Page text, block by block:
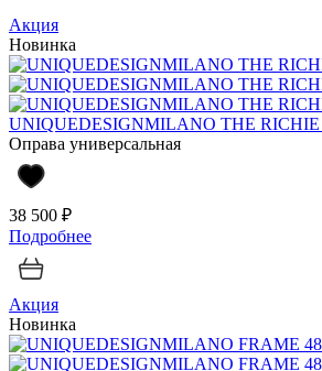
Акция
Новинка
UNIQUEDESIGNMILANO THE RICHIE
Оправа универсальная
38 500 ₽
Подробнее
Акция
Новинка